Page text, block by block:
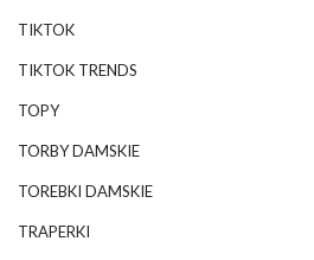
TIKTOK
TIKTOK TRENDS
TOPY
TORBY DAMSKIE
TOREBKI DAMSKIE
TRAPERKI